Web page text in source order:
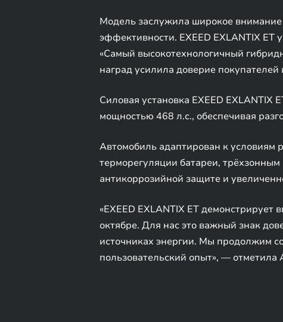
Модель заслужила широкое
эффективности. EXEED EXLANTIX ET
«Самый высокотехнологичный
наград усилила доверие
Силовая установка EXEED
мощностью 468 л.с., обеспечивая
Автомобиль адаптирован к условиям
терморегуляции батареи,
антикоррозийной защите и
«EXEED EXLANTIX ET
октябре. Для нас это важный знак
источниках энергии. Мы продолжим
пользовательский опыт», — отметила